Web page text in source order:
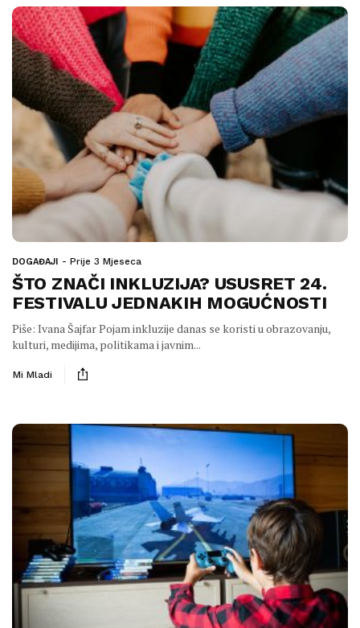
DOGAĐAJI Prije 3 Mjeseca
ŠTO ZNAČI INKLUZIJA? USUSRET 24.
FESTIVALU JEDNAKIH MOGUĆNOSTI
Piše: Ivana Šajfar Pojam inkluzije danas se koristi u obrazovanju,
kulturi, medijima, politikama i javnim...
Mi Mladi